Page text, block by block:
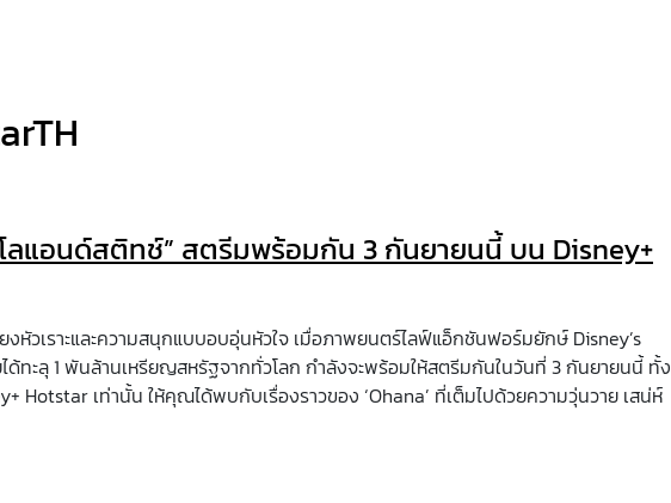
ลแอนด์สติทช์” สตรีมพร้อมกัน 3 กันยายนนี้ บน Disney+
หัวเราะและความสนุกแบบอบอุ่นหัวใจ เมื่อภาพยนตร์ไลฟ์แอ็กชันฟอร์มยักษ์ Disney’s
ด้ทะลุ 1 พันล้านเหรียญสหรัฐจากทั่วโลก กำลังจะพร้อมให้สตรีมกันในวันที่ 3 กันยายนนี้ ทั้ง
Hotstar เท่านั้น ให้คุณได้พบกับเรื่องราวของ ‘Ohana’ ที่เต็มไปด้วยความวุ่นวาย เสน่ห์